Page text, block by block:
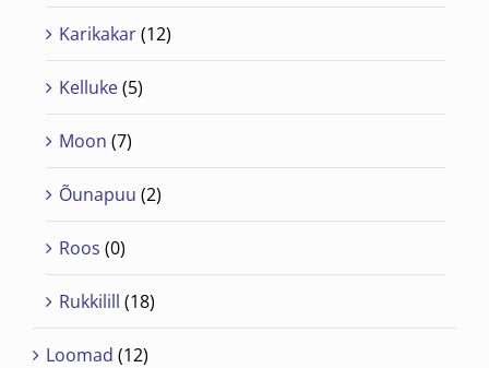
Karikakar(12)
Kelluke(5)
Moon (7)
Õunapuu (2)
Roos (0)
Rukkilill (18)
Loomad (12)